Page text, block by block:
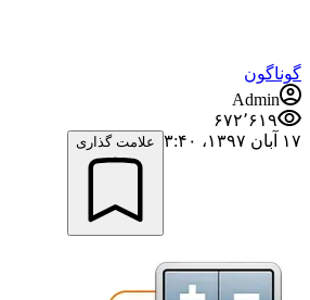
گوناگون
Admin
۶۷۲٬۶۱۹
۱۷ آبان ۱۳۹۷،‏ ۳:۴۰
علامت گذاری